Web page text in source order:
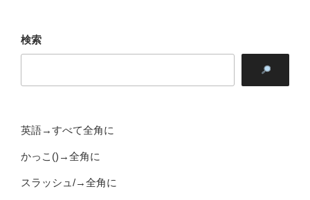
検索
英語→すべて全角に
かっこ()→全角に
スラッシュ/→全角に